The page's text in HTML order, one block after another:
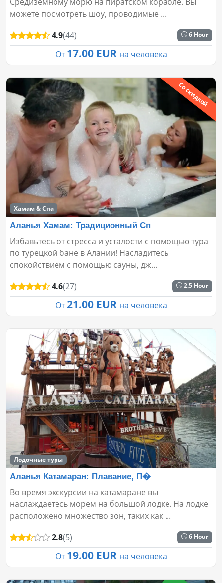
можете посмотреть шоу, проводимые ...
4.9(44) 6 Hour
От 17.00 EUR на человека
Со скидкой
Хамам & Спа
Аланья Хамам: Традиционный Сп
Избавьтесь от стресса и усталости с помощью тура
по турецкой бане в Алании! Насладитесь
спокойствием с помощью сауны, дж...
4.6(27) 2.5 Hour
От 21.00 EUR на человека
Лодочные туры
Аланья Катамаран: Плавание, П�
Во время экскурсии на катамаране вы
наслаждаетесь морем на большой лодке. На лодке
расположено множество зон, таких как ...
2.8(5) 6 Hour
От 19.00 EUR на человека